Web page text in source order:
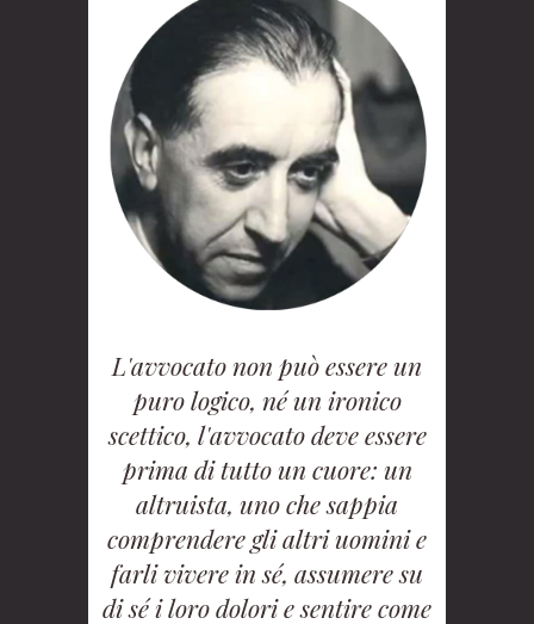
L'avvocato non può essere un
puro logico, né un ironico
scettico, l'avvocato deve essere
prima di tutto un cuore: un
altruista, uno che sappia
comprendere gli altri uomini e
farli vivere in sé, assumere su
di sé i loro dolori e sentire come